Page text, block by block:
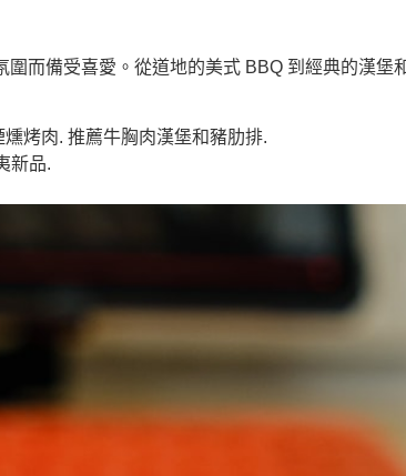
而備受喜愛。從道地的美式 BBQ 到經典的漢堡
烤肉. 推薦牛胸肉漢堡和豬肋排.
新品.